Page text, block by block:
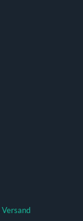
Versand